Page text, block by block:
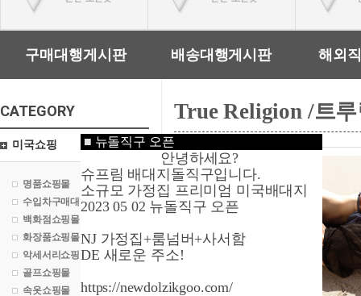
■ 뉴돌직구 오픈
안녕하세요?
슈프림 배대지돌직구입니다.
소규모 가정집 프리미엄 미국배대지
2023 05 02 뉴돌직구 오픈
NJ 가정집+룸넘버+사서함
DE 새로운 주소!
https://newdolzikgoo.com/
구매대행게시판 배송대행게시판 해외
CATEGORY
미국쇼핑
명품쇼핑몰
수입차구매대행
백화점쇼핑몰
화장품쇼핑몰
악세서리쇼핑몰
골프쇼핑몰
속옷쇼핑몰
True Religion /트